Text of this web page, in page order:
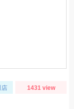
店 1431 view